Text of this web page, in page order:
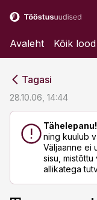
Avaleht Kõik lood
Tagasi
28.10.06, 14:44
Tähelepanu!
ning kuulub
Väljaanne ei
sisu,
allikatega